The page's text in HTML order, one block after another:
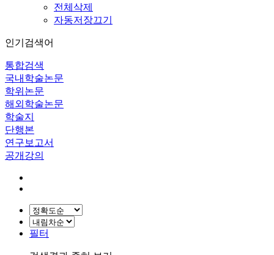
전체삭제
자동저장끄기
인기검색어
통합검색
국내학술논문
학위논문
해외학술논문
학술지
단행본
연구보고서
공개강의
필터